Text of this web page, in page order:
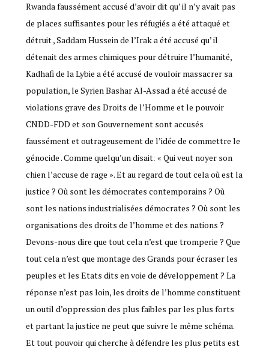
Rwanda faussément accusé d’avoir dit qu’ il n’y avait pas
de places suffisantes pour les réfugiés a été attaqué et
détruit , Saddam Hussein de l’Irak a été accusé qu’ il
détenait des armes chimiques pour détruire l’humanité,
Kadhafi de la Lybie a été accusé de vouloir massacrer sa
population, le Syrien Bashar Al-Assad a été accusé de
violations grave des Droits de l’Homme et le pouvoir
CNDD-FDD et son Gouvernement sont accusés
faussément et outrageusement de l’idée de commettre le
génocide . Comme quelqu’un disaitː « Qui veut noyer son
chien l’accuse de rage ». Et au regard de tout cela où est la
justice ? Où sont les démocrates contemporains ? Où
sont les nations industrialisées démocrates ? Où sont les
organisations des droits de l’homme et des nations ?
Devons-nous dire que tout cela n’est que tromperie ? Que
tout cela n’est que montage des Grands pour écraser les
peuples et les Etats dits en voie de développement ? La
réponse n’est pas loin, les droits de l’homme constituent
un outil d’oppression des plus faibles par les plus forts
et partant la justice ne peut que suivre le même schéma.
Et tout pouvoir qui cherche à défendre les plus petits est